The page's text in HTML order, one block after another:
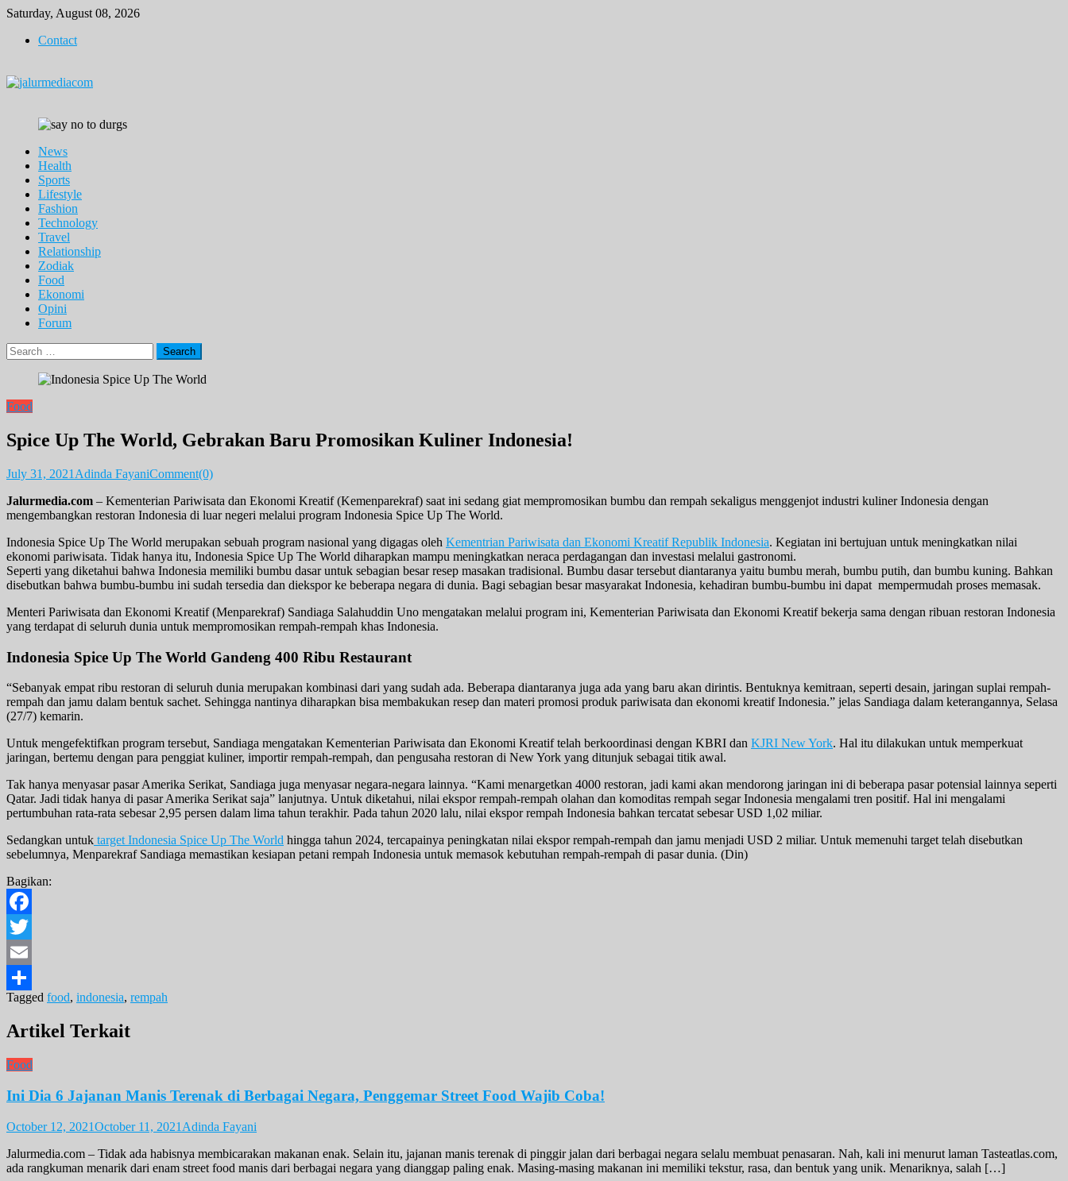
Skip
content
Saturday, August 08, 2026
Contact
News
Health
Sports
Lifestyle
Fashion
Technology
Travel
Relationship
Zodiak
Food
Ekonomi
Opini
Forum
Search
for:
Food
Spice Up The World, Gebrakan Baru Promosikan Kuliner Indonesia!
July 31, 2021 Adinda FayaniComment(0)
Jalurmedia.com – Kementerian Pariwisata dan Ekonomi Kreatif (Kemenparekraf) saat ini sedang giat mempromosikan bumbu dan rempah sekaligus menggenjot industri kuliner Indonesia dengan
mengembangkan restoran Indonesia di luar negeri melalui program Indonesia Spice Up The World.
Indonesia Spice Up The World merupakan sebuah program nasional yang digagas oleh Kementrian Pariwisata dan Ekonomi Kreatif Republik Indonesia. Kegiatan ini bertujuan untuk meningkatkan nilai
ekonomi pariwisata. Tidak hanya itu, Indonesia Spice Up The World diharapkan mampu meningkatkan neraca perdagangan dan investasi melalui gastronomi.
Seperti yang diketahui bahwa Indonesia memiliki bumbu dasar untuk sebagian besar resep masakan tradisional. Bumbu dasar tersebut diantaranya yaitu bumbu merah, bumbu putih, dan bumbu kuning. Bahkan
disebutkan bahwa bumbu-bumbu ini sudah tersedia dan diekspor ke beberapa negara di dunia. Bagi sebagian besar masyarakat Indonesia, kehadiran bumbu-bumbu ini dapat mempermudah proses memasak.
Menteri Pariwisata dan Ekonomi Kreatif (Menparekraf) Sandiaga Salahuddin Uno mengatakan melalui program ini, Kementerian Pariwisata dan Ekonomi Kreatif bekerja sama dengan ribuan restoran Indonesia
yang terdapat di seluruh dunia untuk mempromosikan rempah-rempah khas Indonesia.
Indonesia Spice Up The World Gandeng 400 Ribu Restaurant
“Sebanyak empat ribu restoran di seluruh dunia merupakan kombinasi dari yang sudah ada. Beberapa diantaranya juga ada yang baru akan dirintis. Bentuknya kemitraan, seperti desain, jaringan suplai rempah-
rempah dan jamu dalam bentuk sachet. Sehingga nantinya diharapkan bisa membakukan resep dan materi promosi produk pariwisata dan ekonomi kreatif Indonesia.” jelas Sandiaga dalam keterangannya, Selasa
(27/7) kemarin.
Untuk mengefektifkan program tersebut, Sandiaga mengatakan Kementerian Pariwisata dan Ekonomi Kreatif telah berkoordinasi dengan KBRI dan KJRI New York. Hal itu dilakukan untuk memperkuat
jaringan, bertemu dengan para penggiat kuliner, importir rempah-rempah, dan pengusaha restoran di New York yang ditunjuk sebagai titik awal.
Tak hanya menyasar pasar Amerika Serikat, Sandiaga juga menyasar negara-negara lainnya. “Kami menargetkan 4000 restoran, jadi kami akan mendorong jaringan ini di beberapa pasar potensial lainnya seperti
Qatar. Jadi tidak hanya di pasar Amerika Serikat saja” lanjutnya. Untuk diketahui, nilai ekspor rempah-rempah olahan dan komoditas rempah segar Indonesia mengalami tren positif. Hal ini mengalami
pertumbuhan rata-rata sebesar 2,95 persen dalam lima tahun terakhir. Pada tahun 2020 lalu, nilai ekspor rempah Indonesia bahkan tercatat sebesar USD 1,02 miliar.
Sedangkan untuk target Indonesia Spice Up The World hingga tahun 2024, tercapainya peningkatan nilai ekspor rempah-rempah dan jamu menjadi USD 2 miliar. Untuk memenuhi target telah disebutkan
sebelumnya, Menparekraf Sandiaga memastikan kesiapan petani rempah Indonesia untuk memasok kebutuhan rempah-rempah di pasar dunia. (Din)
Bagikan:
Facebook
Twitter
Email
Share
Tagged food, indonesia, rempah
Artikel Terkait
Food
Ini Dia 6 Jajanan Manis Terenak di Berbagai Negara, Penggemar Street Food Wajib Coba!
October 12, 2021October 11, 2021 Adinda Fayani
Jalurmedia.com – Tidak ada habisnya membicarakan makanan enak. Selain itu, jajanan manis terenak di pinggir jalan dari berbagai negara selalu membuat penasaran. Nah, kali ini menurut laman Tasteatlas.com,
ada rangkuman menarik dari enam street food manis dari berbagai negara yang dianggap paling enak. Masing-masing makanan ini memiliki tekstur, rasa, dan bentuk yang unik. Menariknya, salah […]